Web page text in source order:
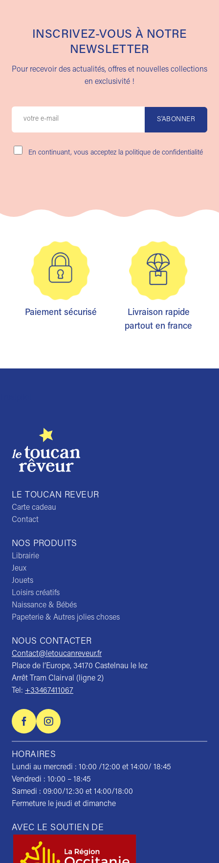
INSCRIVEZ-VOUS À NOTRE
NEWSLETTER
Pour recevoir des actualités, offres et nouvelles collections
en exclusivité !
En continuant, vous acceptez la politique de confidentialité
Paiement sécurisé
Livraison rapide
partout en france
NOS PRODUITS
Librairie
Jeux
Jouets
Loisirs créatifs
Naissance & Bébés
Papeterie & Autres jolies choses
NOUS CONTACTER
Contact@letoucanreveur.fr
Place de l’Europe, 34170 Castelnau le lez
Arrêt Tram Clairval (ligne 2)
Tel: +33467411067
HORAIRES
Lundi au mercredi : 10:00 /12:00 et 14:00/ 18:45
Vendredi : 10:00 – 18:45
Samedi : 09:00/12:30 et 14:00/18:00
Fermeture le jeudi et dimanche
LE TOUCAN REVEUR
Carte cadeau
Contact
AVEC LE SOUTIEN DE